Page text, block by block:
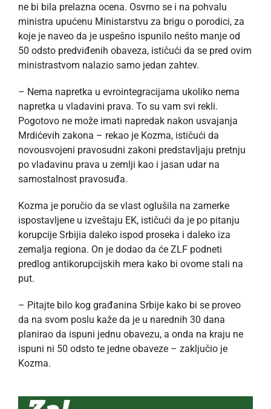
ne bi bila prelazna ocena. Osvrno se i na pohvalu
ministra upućenu Ministarstvu za brigu o porodici, za
koje je naveo da je uspešno ispunilo nešto manje od
50 odsto predviđenih obaveza, ističući da se pred ovim
ministrastvom nalazio samo jedan zahtev.
– Nema napretka u evrointegracijama ukoliko nema
napretka u vladavini prava. To su vam svi rekli.
Pogotovo ne može imati napredak nakon usvajanja
Mrdićevih zakona – rekao je Kozma, ističući da
novousvojeni pravosudni zakoni predstavljaju pretnju
po vladavinu prava u zemlji kao i jasan udar na
samostalnost pravosuđa.
Kozma je poručio da se vlast oglušila na zamerke
ispostavljene u izveštaju EK, ističući da je po pitanju
korupcije Srbijia daleko ispod proseka i daleko iza
zemalja regiona. On je dodao da će ZLF podneti
predlog antikorupcijskih mera kako bi ovome stali na
put.
– Pitajte bilo kog građanina Srbije kako bi se proveo
da na svom poslu kaže da je u narednih 30 dana
planirao da ispuni jednu obavezu, a onda na kraju ne
ispuni ni 50 odsto te jedne obaveze – zaključio je
Kozma.